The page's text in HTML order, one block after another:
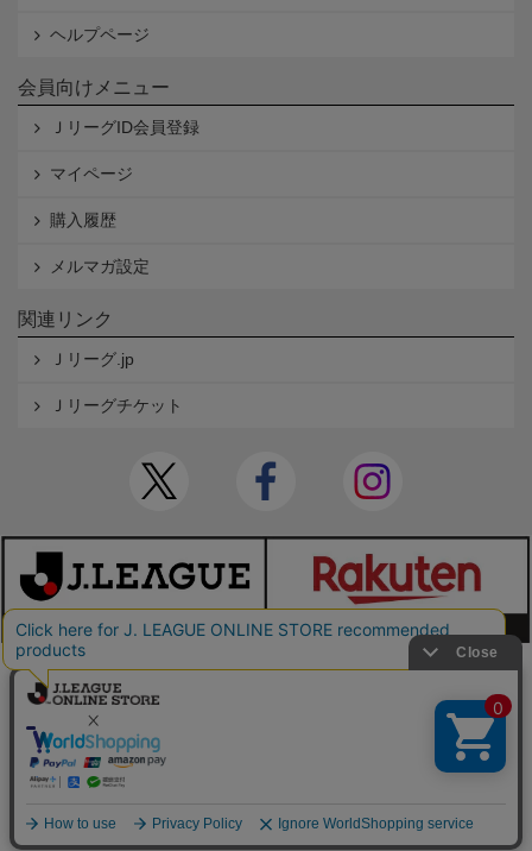
ヘルプページ
会員向けメニュー
ＪリーグID会員登録
マイページ
購入履歴
メルマガ設定
関連リンク
Ｊリーグ.jp
Ｊリーグチケット
本サイトで使用している文章・画像等の無断での複製・転載を禁止します。
© JAPAN PROFESSIONAL FOOTBALL LEAGUE Rakuten Group, Inc. ALL RIGHTS RE